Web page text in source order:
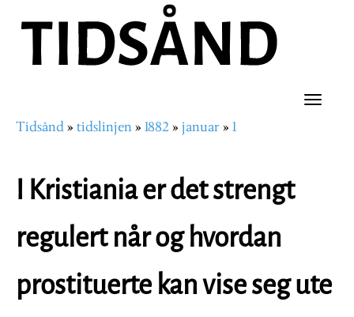
hovedinnhold
Toggle
Navigasjonssti
Tidsånd tidslinjen 1882 januar 1
I Kristiania er det strengt
regulert når og hvordan
prostituerte kan vise seg ute